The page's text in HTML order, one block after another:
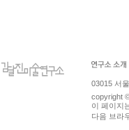
03015 서
copyright
이 페이지
다음 브라